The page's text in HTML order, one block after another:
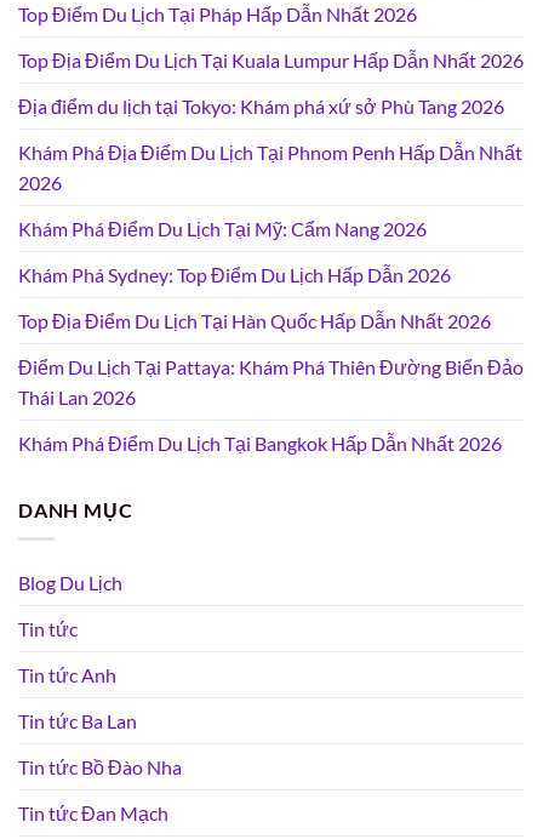
Top Điểm Du Lịch Tại Pháp Hấp Dẫn Nhất 2026
Top Địa Điểm Du Lịch Tại Kuala Lumpur Hấp Dẫn Nhất 2026
Địa điểm du lịch tại Tokyo: Khám phá xứ sở Phù Tang 2026
Khám Phá Địa Điểm Du Lịch Tại Phnom Penh Hấp Dẫn Nhất
2026
Khám Phá Điểm Du Lịch Tại Mỹ: Cẩm Nang 2026
Khám Phá Sydney: Top Điểm Du Lịch Hấp Dẫn 2026
Top Địa Điểm Du Lịch Tại Hàn Quốc Hấp Dẫn Nhất 2026
Điểm Du Lịch Tại Pattaya: Khám Phá Thiên Đường Biển Đảo
Thái Lan 2026
Khám Phá Điểm Du Lịch Tại Bangkok Hấp Dẫn Nhất 2026
DANH MỤC
Blog Du Lịch
Tin tức
Tin tức Anh
Tin tức Ba Lan
Tin tức Bồ Đào Nha
Tin tức Đan Mạch